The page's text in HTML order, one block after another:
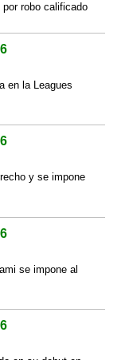
robo calificado
en la Leagues
y se impone
se impone al